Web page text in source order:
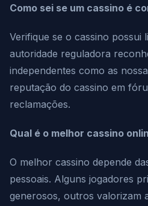
Como sei se um cassino é
Verifique se o cassino possui
autoridade reguladora
independentes como as
reputação do cassino em
reclamações.
Qual é o melhor cassino
O melhor cassino depende
pessoais. Alguns jogadores
generosos, outros valorizam